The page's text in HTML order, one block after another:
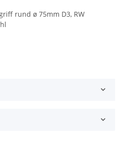
rund ø 75mm D3, RW